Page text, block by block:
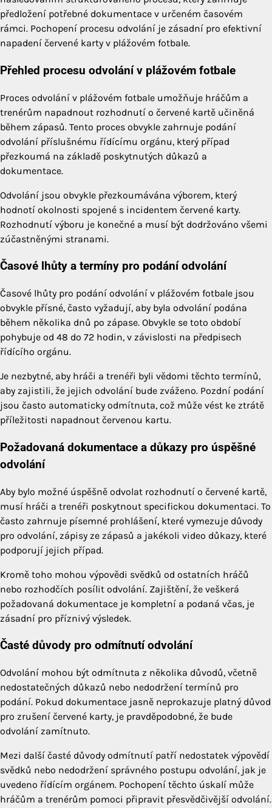
předložení potřebné dokumentace v určeném časovém
rámci. Pochopení procesu odvolání je zásadní pro efektivní
napadení červené karty v plážovém fotbale.
Přehled procesu odvolání v plážovém fotbale
Proces odvolání v plážovém fotbale umožňuje hráčům a
trenérům napadnout rozhodnutí o červené kartě učiněná
během zápasů. Tento proces obvykle zahrnuje podání
odvolání příslušnému řídícímu orgánu, který případ
přezkoumá na základě poskytnutých důkazů a
dokumentace.
Odvolání jsou obvykle přezkoumávána výborem, který
hodnotí okolnosti spojené s incidentem červené karty.
Rozhodnutí výboru je konečné a musí být dodržováno všemi
zúčastněnými stranami.
Časové lhůty a termíny pro podání odvolání
Časové lhůty pro podání odvolání v plážovém fotbale jsou
obvykle přísné, často vyžadují, aby byla odvolání podána
během několika dnů po zápase. Obvykle se toto období
pohybuje od 48 do 72 hodin, v závislosti na předpisech
řídícího orgánu.
Je nezbytné, aby hráči a trenéři byli vědomi těchto termínů,
aby zajistili, že jejich odvolání bude zváženo. Pozdní podání
jsou často automaticky odmítnuta, což může vést ke ztrátě
příležitosti napadnout červenou kartu.
Požadovaná dokumentace a důkazy pro úspěšné
odvolání
Aby bylo možné úspěšně odvolat rozhodnutí o červené kartě,
musí hráči a trenéři poskytnout specifickou dokumentaci. To
často zahrnuje písemné prohlášení, které vymezuje důvody
pro odvolání, zápisy ze zápasů a jakékoli video důkazy, které
podporují jejich případ.
Kromě toho mohou výpovědi svědků od ostatních hráčů
nebo rozhodčích posílit odvolání. Zajištění, že veškerá
požadovaná dokumentace je kompletní a podaná včas, je
zásadní pro příznivý výsledek.
Časté důvody pro odmítnutí odvolání
Odvolání mohou být odmítnuta z několika důvodů, včetně
nedostatečných důkazů nebo nedodržení termínů pro
podání. Pokud dokumentace jasně neprokazuje platný důvod
pro zrušení červené karty, je pravděpodobné, že bude
odvolání zamítnuto.
Mezi další časté důvody odmítnutí patří nedostatek výpovědí
svědků nebo nedodržení správného postupu odvolání, jak je
uvedeno řídícím orgánem. Pochopení těchto úskalí může
hráčům a trenérům pomoci připravit přesvědčivější odvolání.